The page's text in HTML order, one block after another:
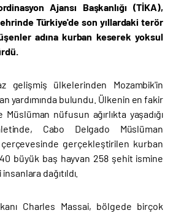
Ajansı Başkanlığı (TİKA),
Türkiye'de son yıllardaki terör
adına kurban keserek yoksul
gelişmiş ülkelerinden Mozambik'in
yardımında bulundu. Ülkenin en fakir
nüfusun ağırlıkta yaşadığı
Cabo Delgado Müslüman
gerçekleştirilen kurban
büyük baş hayvan 258 şehit ismine
dağıtıldı.
Charles Massai, bölgede birçok